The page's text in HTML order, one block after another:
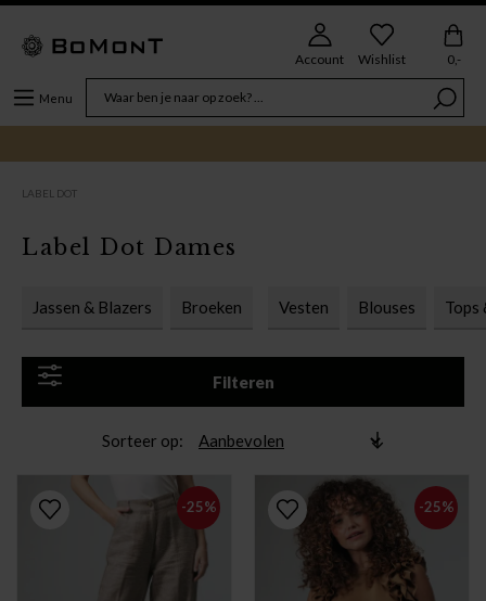
Menu
Account Wishlist 0,-
LABEL DOT
Jassen & Blazers Broeken Vesten Blouses Tops
Filteren
Label Dot Dames
Sorteer op
-25% -25%